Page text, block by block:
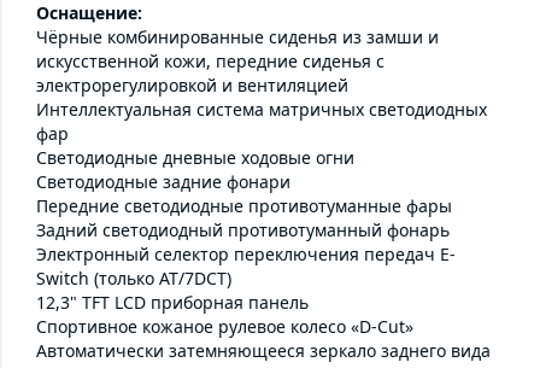
Оснащение:
Чёрные комбинированные сиденья из замши и
искусственной кожи, передние сиденья с
электрорегулировкой и вентиляцией
Интеллектуальная система матричных светодиодных
фар
Светодиодные дневные ходовые огни
Светодиодные задние фонари
Передние светодиодные противотуманные фары
Задний светодиодный противотуманный фонарь
Электронный селектор переключения передач E-
Switch (только AT/7DCT)
12,3" TFT LCD приборная панель
Спортивное кожаное рулевое колесо «D-Cut»
Автоматически затемняющееся зеркало заднего вида